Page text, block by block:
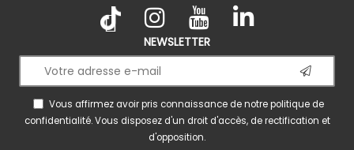
NEWSLETTER
Vous affirmez avoir pris connaissance de notrepolitique de
confidentialité. Vous disposez d'un droit d'accès, de rectification et
d'opposition.